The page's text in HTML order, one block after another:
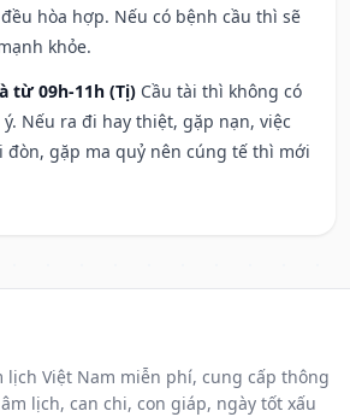
hòa hợp. Nếu có bệnh cầu thì sẽ
khỏe.
từ 09h-11h (Tị) Cầu tài thì không có
Nếu ra đi hay thiệt, gặp nạn, việc
gặp ma quỷ nên cúng tế thì mới
lịch Việt Nam miễn phí, cung cấp thông
lịch, can chi, con giáp, ngày tốt xấu